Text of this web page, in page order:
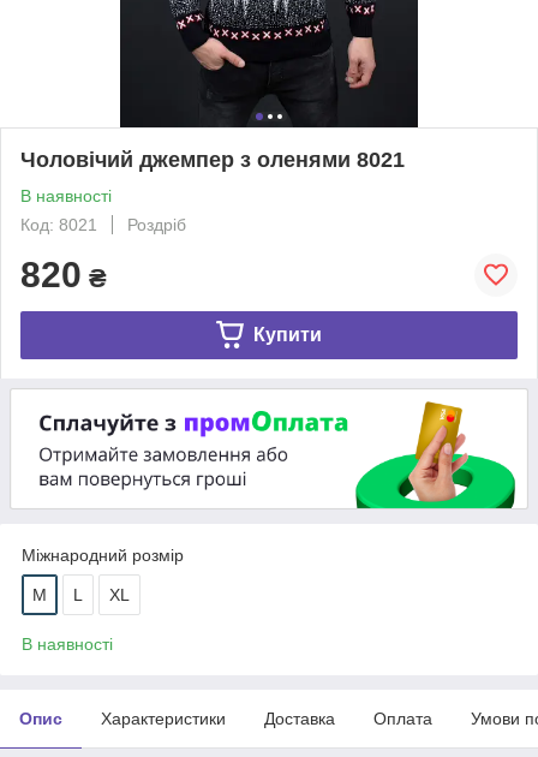
Чоловічий джемпер з оленями 8021
В наявності
Код: 8021
Роздріб
820 ₴
Купити
Міжнародний розмір
M L XL
В наявності
Опис Характеристики Доставка Оплата Умови